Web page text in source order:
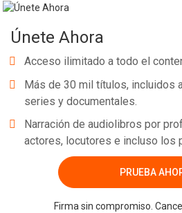
Únete Ahora
Acceso ilimitado a todo el
Más de 30 mil títulos, incluidos
series y documentales.
Narración de audiolibros por
actores, locutores e incluso los
PRUEBA
Firma sin compromiso.